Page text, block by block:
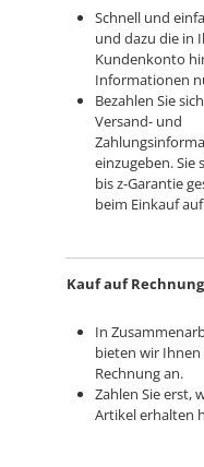
Schnell und
und dazu die in
Kundenkonto
Informationen
Bezahlen Sie
Versand- und
einzugeben. Sie
bis z-Garantie
beim Einkauf
Kauf auf Rechnung
In
bieten wir Ihnen
Rechnung an.
Zahlen Sie erst,
Artikel erhalten